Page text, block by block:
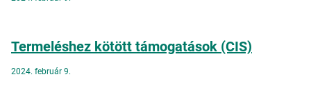
Termeléshez kötött támogatások (CIS)
2024. február 9.